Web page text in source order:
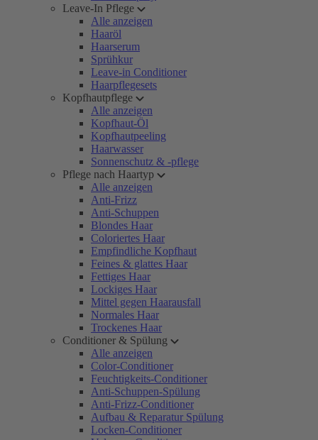
Leave-In Pflege
Alle anzeigen
Haaröl
Haarserum
Sprühkur
Leave-in Conditioner
Haarpflegesets
Kopfhautpflege
Alle anzeigen
Kopfhaut-Öl
Kopfhautpeeling
Haarwasser
Sonnenschutz & -pflege
Pflege nach Haartyp
Alle anzeigen
Anti-Frizz
Anti-Schuppen
Blondes Haar
Coloriertes Haar
Empfindliche Kopfhaut
Feines & glattes Haar
Fettiges Haar
Lockiges Haar
Mittel gegen Haarausfall
Normales Haar
Trockenes Haar
Conditioner & Spülung
Alle anzeigen
Color-Conditioner
Feuchtigkeits-Conditioner
Anti-Schuppen-Spülung
Anti-Frizz-Conditioner
Aufbau & Reparatur Spülung
Locken-Conditioner